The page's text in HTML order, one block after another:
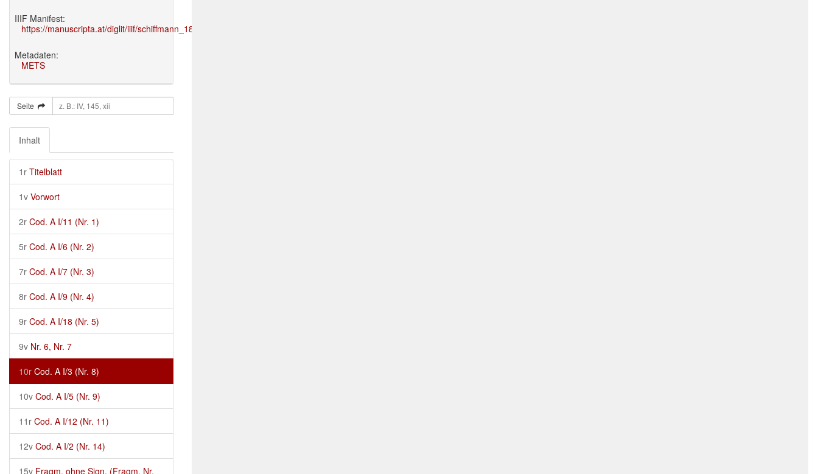
IIIF Manifest:
https://manuscripta.at/diglit/iiif/schiffmann_1895/manifest.json
Metadaten:
METS
Seite
Inhalt
1r Titelblatt
1v Vorwort
2r Cod. A I/11 (Nr. 1)
5r Cod. A I/6 (Nr. 2)
7r Cod. A I/7 (Nr. 3)
8r Cod. A I/9 (Nr. 4)
9r Cod. A I/18 (Nr. 5)
9v Nr. 6, Nr. 7
10r Cod. A I/3 (Nr. 8)
10v Cod. A I/5 (Nr. 9)
11r Cod. A I/12 (Nr. 11)
12v Cod. A I/2 (Nr. 14)
15v Fragm. ohne Sign. (Fragm. Nr.